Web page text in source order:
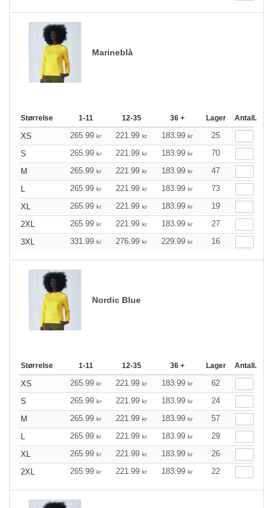
Marineblå
Størrelse 1-11 12-35 36 + Lager Antall.
XS 265.99 kr 221.99 kr 183.99 kr
25
S
265.99 kr 221.99 kr 183.99 kr
70
M
265.99 kr 221.99 kr 183.99 kr
47
L
265.99 kr 221.99 kr 183.99 kr
73
XL
265.99 kr 221.99 kr 183.99 kr
19
2XL
265.99 kr 221.99 kr 183.99 kr
27
3XL
331.99 kr 276.99 kr 229.99 kr 16
Nordic Blue
Størrelse 1-11 12-35 36 + Lager Antall.
XS 265.99 kr 221.99 kr 183.99 kr
62
S
265.99 kr 221.99 kr 183.99 kr
24
M
265.99 kr 221.99 kr 183.99 kr
57
L
265.99 kr 221.99 kr 183.99 kr
29
XL
265.99 kr 221.99 kr 183.99 kr
26
2XL
265.99 kr 221.99 kr 183.99 kr 22